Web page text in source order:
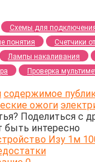
Схемы для
понятия Счетчики
Лампы накаливания
Проверка
содержимое
ожоги
Поделиться с
интересно